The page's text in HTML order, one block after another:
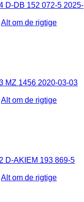
D-DB 152 072-5 2025-
Alt om de rigtige
MZ 1456 2020-03-03
Alt om de rigtige
D-AKIEM 193 869-5
Alt om de rigtige